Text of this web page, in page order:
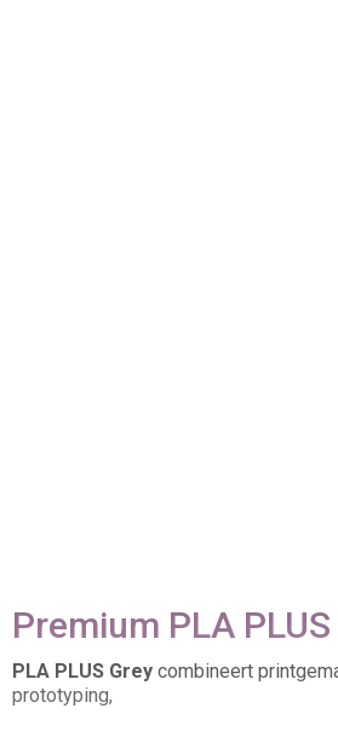
Premium PLA
PLA PLUS Grey combineert
prototyping,